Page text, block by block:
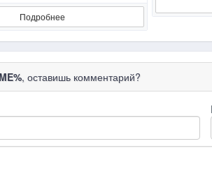
Подробнее
, оставишь комментарий?